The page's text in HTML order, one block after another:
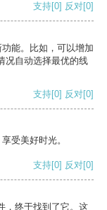
支持[0] 反对[0]
能。比如，可以增加
况自动选择最优的线
支持[0] 反对[0]
受美好时光。
支持[0] 反对[0]
，终于找到了它。这